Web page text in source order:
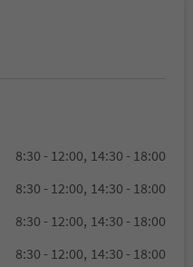
8:30 - 12:00, 14:30 - 18:00
8:30 - 12:00, 14:30 - 18:00
8:30 - 12:00, 14:30 - 18:00
8:30 - 12:00, 14:30 - 18:00